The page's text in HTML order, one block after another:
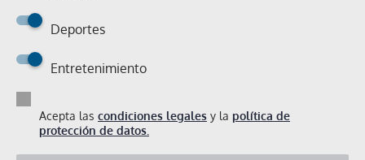
Deportes
Entretenimiento
Acepta las condiciones legales y la política de
protección de datos.